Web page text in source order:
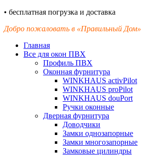
• бесплатная погрузка и доставка
Добро пожаловать в «Правильный Дом»
Главная
Все для окон ПВХ
Профиль ПВХ
Оконная фурнитура
WINKHAUS activPilot
WINKHAUS proPilot
WINKHAUS douPort
Ручки оконные
Дверная фурнитура
Доводчики
Замки однозапорные
Замки многозапорные
Замковые цилиндры